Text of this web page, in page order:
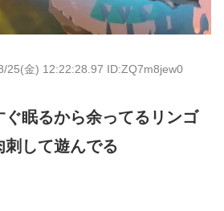
25(金) 12:22:28.97 ID:ZQ7m8jew0
ぐ眠るから余ってるリンゴ
刺して遊んでる